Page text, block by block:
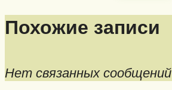
Похожие записи
Нет связанных сообщений